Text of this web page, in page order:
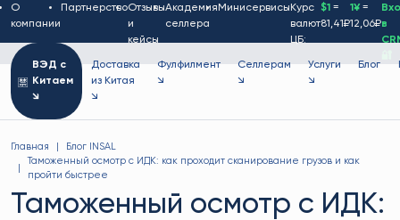
О
компании
ПартнерствоОтзывы
и
кейсы
Академия
селлера
Минисервисы Курс
валют
ЦБ:
$1 =
81,41₽
1¥=
12,06₽в
ВЭД с
Китаем
↘
Доставка
из Китая
↘
Фулфилмент
↘
Селлерам
↘
Услуги
↘
Блог
Главная
Блог INSAL
Таможенный осмотр с ИДК: как проходит сканирование грузов и как
пройти быстрее
Таможенный осмотр с ИДК: